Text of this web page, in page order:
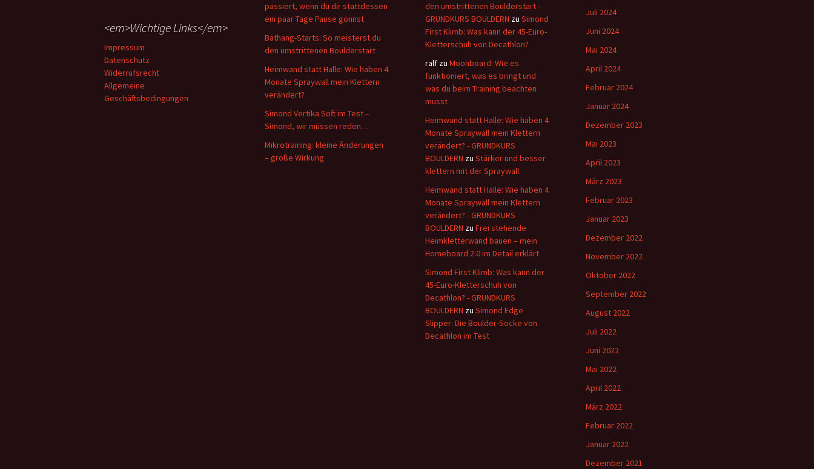
passiert, wenn du dir stattdessen
ein paar Tage Pause gönnst
Bathang-Starts: So meisterst du
den umstrittenen Boulderstart
Heimwand statt Halle: Wie haben 4
Monate Spraywall mein Klettern
verändert?
Simond Vertika Soft im Test –
Simond, wir müssen reden…
Mikrotraining: kleine Änderungen
– große Wirkung
den umstrittenen Boulderstart -
GRUNDKURS BOULDERN zu Simond
First Klimb: Was kann der 45-Euro-
Kletterschuh von Decathlon?
ralf zu Moonboard: Wie es
funktioniert, was es bringt und
was du beim Training beachten
musst
Heimwand statt Halle: Wie haben 4
Monate Spraywall mein Klettern
verändert? - GRUNDKURS
BOULDERN zu Stärker und besser
klettern mit der Spraywall
Heimwand statt Halle: Wie haben 4
Monate Spraywall mein Klettern
verändert? - GRUNDKURS
BOULDERN zu Frei stehende
Heimkletterwand bauen – mein
Homeboard 2.0 im Detail erklärt
Simond First Klimb: Was kann der
45-Euro-Kletterschuh von
Decathlon? - GRUNDKURS
BOULDERN zu Simond Edge
Slipper: Die Boulder-Socke von
Decathlon im Test
Juli 2024
Juni 2024
Mai 2024
April 2024
Februar 2024
Januar 2024
Dezember 2023
Mai 2023
April 2023
März 2023
Februar 2023
Januar 2023
Dezember 2022
November 2022
Oktober 2022
September 2022
August 2022
Juli 2022
Juni 2022
Mai 2022
April 2022
März 2022
Februar 2022
Januar 2022
Dezember 2021
<em>Wichtige Links</em>
Impressum
Datenschutz
Widerrufsrecht
Allgemeine
Geschäftsbedingungen